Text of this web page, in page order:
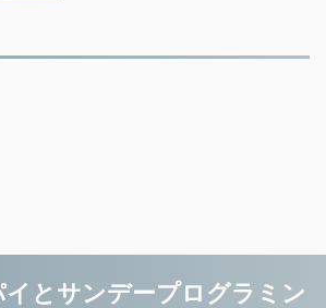
とサンデープログラミン